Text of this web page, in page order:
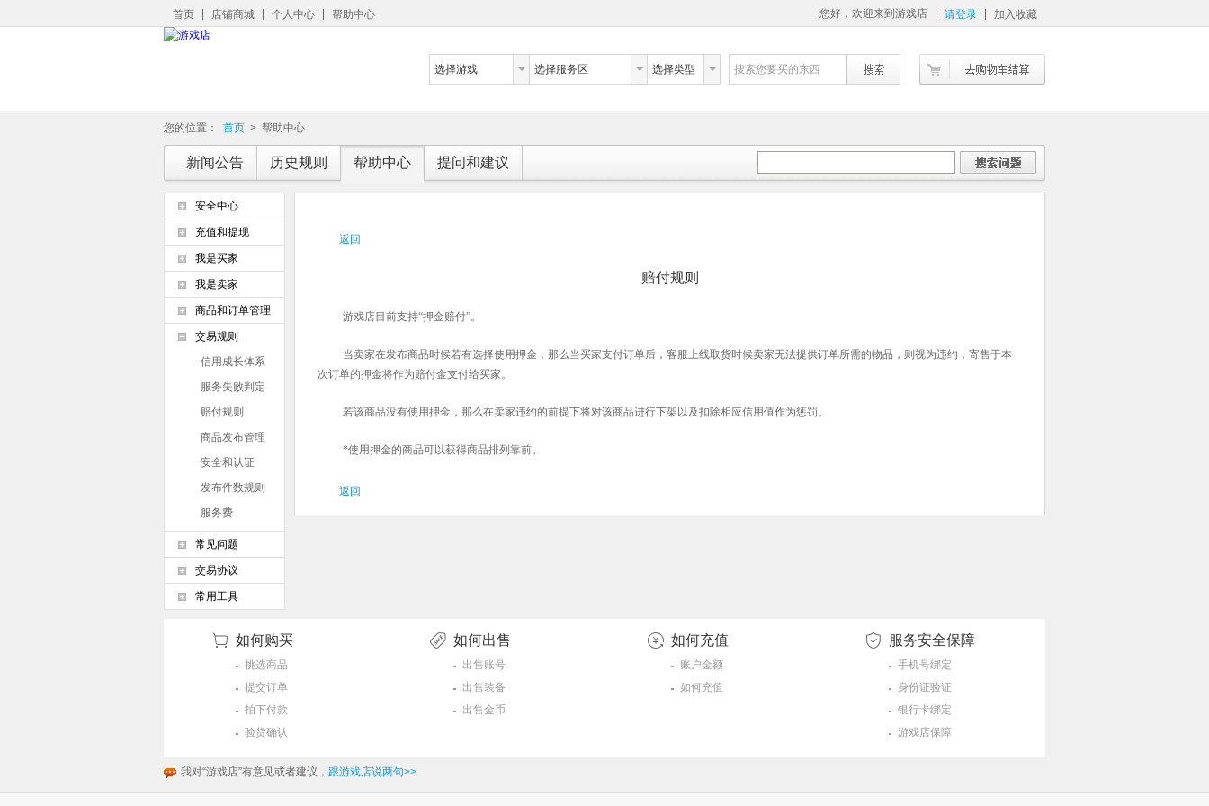
您好，欢迎来到游戏店 请登录 加入收藏
首页 店铺商城 个人中心 帮助中心
选择游戏 选择服务区 选择类型 搜索您要买的东西
您的位置： 首页 > 帮助中心
新闻公告 历史规则 帮助中心 提问和建议
返回
赔付规则
游戏店目前支持“押金赔付”。
当卖家在发布商品时候若有选择使用押金，那么当买家支付订单后，客服上线取货时候卖家无法提供订单所需的物品，则视为违约，寄售于本
次订单的押金将作为赔付金支付给买家。
若该商品没有使用押金，那么在卖家违约的前提下将对该商品进行下架以及扣除相应信用值作为惩罚。
*使用押金的商品可以获得商品排列靠前。
返回
安全中心
充值和提现
我是买家
我是卖家
商品和订单管理
交易规则
信用成长体系
服务失败判定
赔付规则
商品发布管理
条例
安全和认证
发布件数规则
服务费
常见问题
交易协议
常用工具
如何购买
挑选商品
提交订单
拍下付款
验货确认
如何出售
出售账号
出售装备
出售金币
如何充值
账户金额
如何充值
服务安全保障
手机号绑定
身份证验证
银行卡绑定
游戏店保障
我对“游戏店”有意见或者建议， 跟游戏店说两句>>